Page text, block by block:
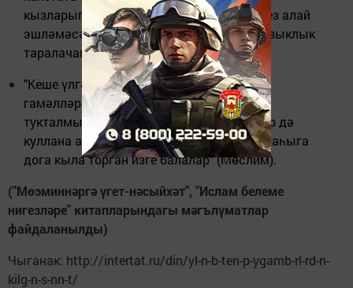
кызларыгызны аларга кияүгә бирегез; сез алай
эшләмәсәгез, җир йөзендә фетнә һәм бозыклык
таралачак" (Тирмизи, Ибне Мәҗә);
"Кеше үлгәч, өч эштән кала аның барлык
гамәлләре дә тәмамлана. Болар: әҗере
тукталмый торган сәдака, башка кешеләр дә
куллана ала торган белем, аның өчен Аллаһыга
дога кыла торган изге балалар" (Мөслим).
("Мөэминнәргә үгет-нәсыйхәт", "Ислам белеме
нигезләре" китапларындагы мәгълүматлар
файдаланылды)
Чыганак: http://intertat.ru/din/yl-n-b-ten-p-ygamb-rl-rd-n-
kilg-n-s-nn-t/